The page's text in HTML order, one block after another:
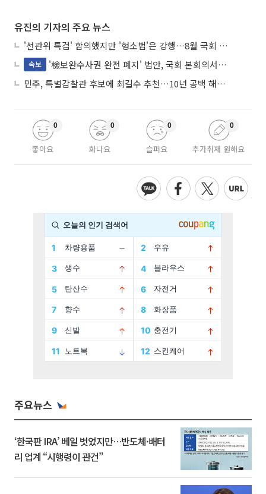
유진의 기자의 주요 뉴스
'선관위 특검' 합의했지만 '형소법'은 강행…8월 국회 '입법 2차전' 예고
속보
'檢보완수사권 완전 폐지' 법안, 국회 본회의서 민주당 주도 통과
민주, 특별감찰관 후보에 최길수 추천…10년 공백 해소 속도
좋아요
0
화나요
0
슬퍼요
0
추가취재 원해요
0
주요뉴스
‘한국판 IRA’ 베일 벗었지만…반도체·배터
리 업계 “시행령이 관건”